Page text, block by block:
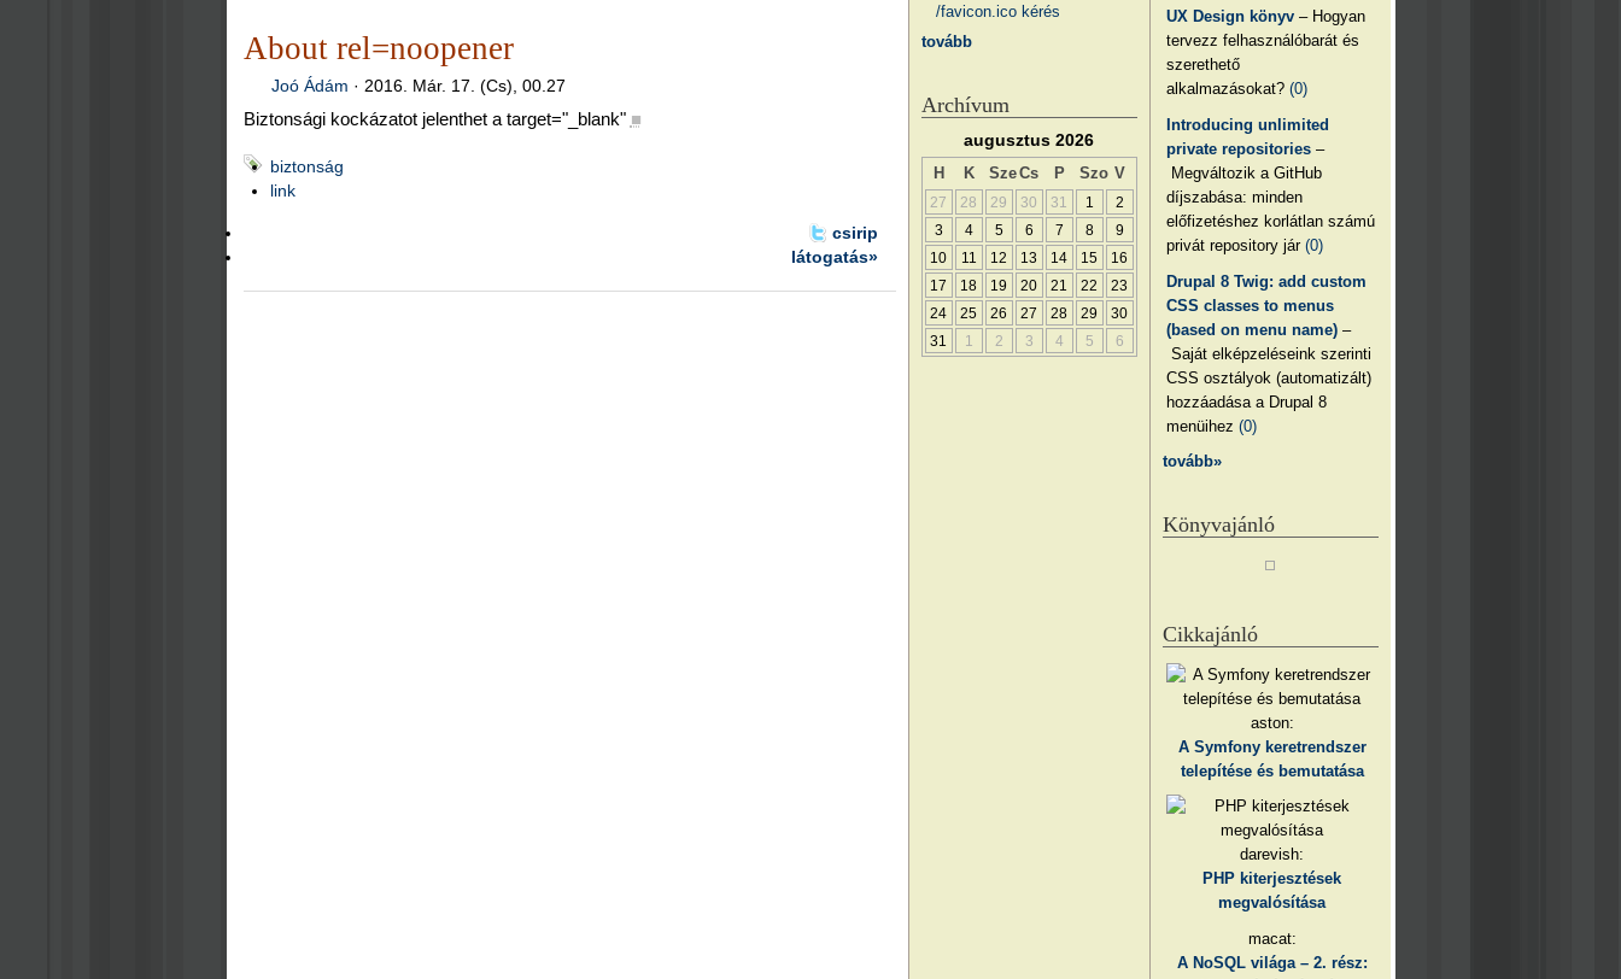
About rel=noopener
Joó Ádám ·2016. Már. 17. (Cs), 00.27
Biztonsági kockázatot jelenthet a target="_blank" ■
biztonság
link
csirip
látogatás»
UX Design könyv – Hogyan
tervezz felhasználóbarát és
szerethető
alkalmazásokat?(0)
Introducing unlimited
private repositories –
Megváltozik a GitHub
díjszabása: minden
előfizetéshez korlátlan számú
privát repository jár(0)
Drupal 8 Twig: add custom
CSS classes to menus
(based on menu name) –
Saját elképzeléseink szerinti
CSS osztályok (automatizált)
hozzáadása a Drupal 8
menüihez(0)
tovább»
Könyvajánló
Cikkajánló
aston:
A Symfony keretrendszer
telepítése és bemutatása
darevish:
PHP kiterjesztések
megvalósítása
macat:
A NoSQL világa – 2. rész:
/favicon.ico kérés
tovább
Archívum
augusztus 2026
H K SzeCs P Szo V
27 28 29 30 31 1
2
3
4 5 6 7 8
9
10
11 12 13 14 15
16
17
18 19 20 21 22
23
24
25 26 27 28 29
30
31
1 2 3 4 5 6